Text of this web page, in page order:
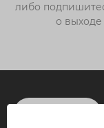
либо
о выходе